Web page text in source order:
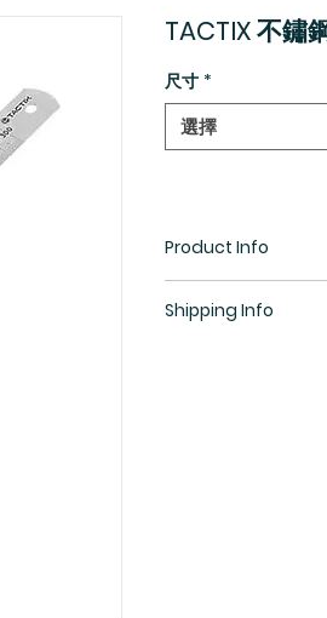
TACTIX 不鏽
尺寸 *
選擇
Product Info
Shipping Info